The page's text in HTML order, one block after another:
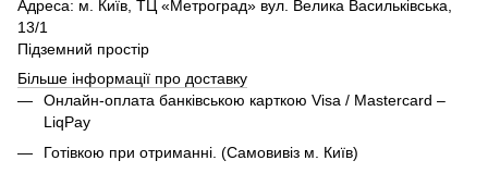
Адреса: м. Київ, ТЦ «Метроград» вул. Велика Васильківська,
13/1
Підземний простір
Більше інформації про доставку
Онлайн-оплата банківською карткою Visa / Mastercard –
LiqPay
Готівкою при отриманні. (Самовивіз м. Київ)